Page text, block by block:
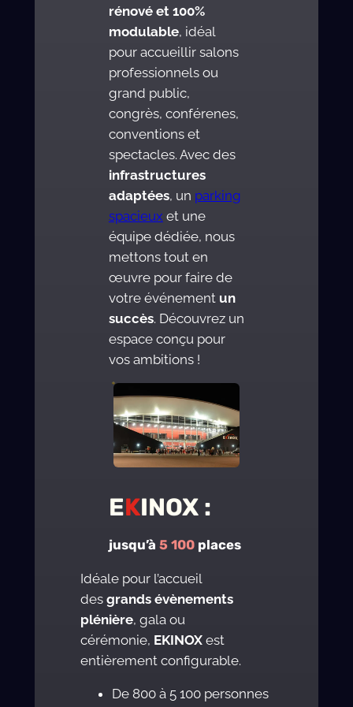
rénové et 100%
modulable, idéal
pour accueillir salons
professionnels ou
grand public,
congrès, conférenes,
conventions et
spectacles. Avec des
infrastructures
adaptées, un parking
spacieux et une
équipe dédiée, nous
mettons tout en
œuvre pour faire de
votre événement un
succès. Découvrez un
espace conçu pour
vos ambitions !
EKINOX :
jusqu’à 5 100places
Idéale pour l’accueil
desgrands évènements
plénière, gala ou
cérémonie, EKINOX est
entièrement configurable.
De 800 à 5 100 personnes